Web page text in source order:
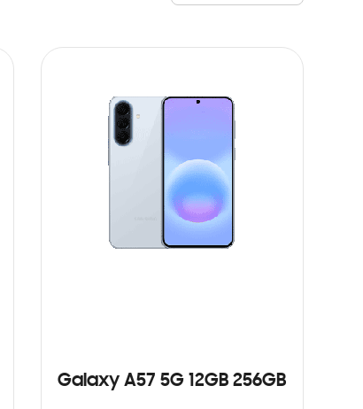
Galaxy A57 5G 12GB 256GB